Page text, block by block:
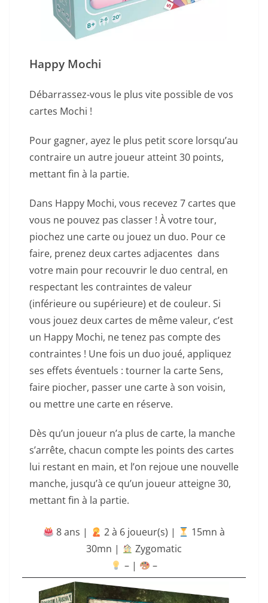
Happy Mochi
Débarrassez-vous le plus vite possible de vos
cartes Mochi !
Pour gagner, ayez le plus petit score lorsqu’au
contraire un autre joueur atteint 30 points,
mettant fin à la partie.
Dans Happy Mochi, vous recevez 7 cartes que
vous ne pouvez pas classer ! À votre tour,
piochez une carte ou jouez un duo. Pour ce
faire, prenez deux cartes adjacentes dans
votre main pour recouvrir le duo central, en
respectant les contraintes de valeur
(inférieure ou supérieure) et de couleur. Si
vous jouez deux cartes de même valeur, c’est
un Happy Mochi, ne tenez pas compte des
contraintes ! Une fois un duo joué, appliquez
ses effets éventuels : tourner la carte Sens,
faire piocher, passer une carte à son voisin,
ou mettre une carte en réserve.
Dès qu’un joueur n’a plus de carte, la manche
s’arrête, chacun compte les points des cartes
lui restant en main, et l’on rejoue une nouvelle
manche, jusqu’à ce qu’un joueur atteigne 30,
mettant fin à la partie.
8 ans | ‍ 2 à 6 joueur(s) |
15mn à
30mn |
Zygomatic
– |
–